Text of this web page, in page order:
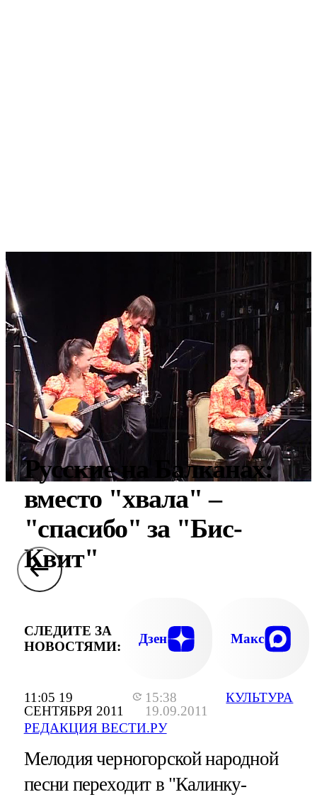
11:05 19
СЕНТЯБРЯ 2011
15:38
19.09.2011
РЕДАКЦИЯ ВЕСТИ.РУ
КУЛЬТУРА
Русские на Балканах:
вместо "хвала" –
"спасибо" за "Бис-
Квит"
СЛЕДИТЕ ЗА
НОВОСТЯМИ:
Дзен Макс
Мелодия черногорской народной
песни переходит в "Калинку-